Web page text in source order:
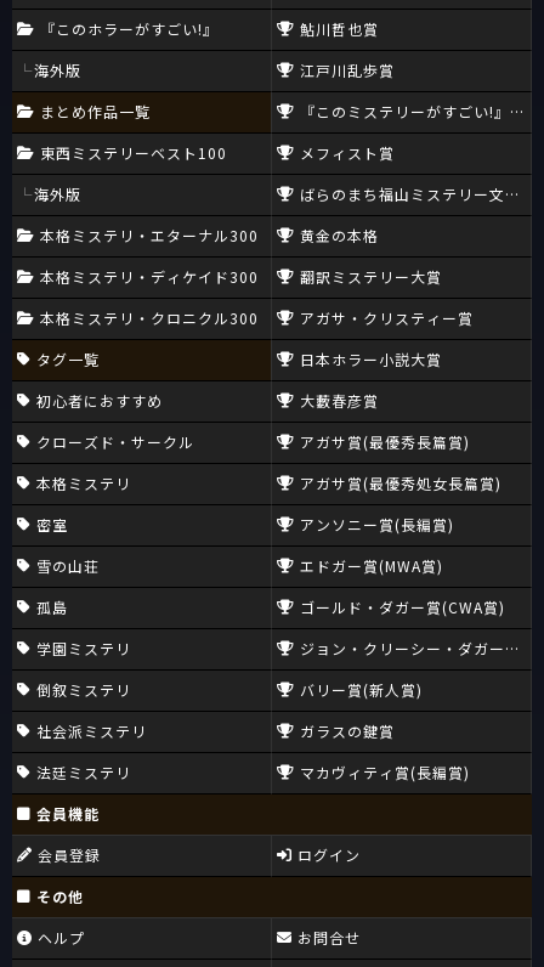
『このホラーがすごい!』
海外版
まとめ作品一覧
東西ミステリーベスト100
海外版
本格ミステリ・エターナル300
本格ミステリ・ディケイド300
本格ミステリ・クロニクル300
タグ一覧
初心者におすすめ
クローズド・サークル
本格ミステリ
密室
雪の山荘
孤島
学園ミステリ
倒叙ミステリ
社会派ミステリ
法廷ミステリ
鮎川哲也賞
江戸川乱歩賞
『このミステリーがすごい!』大賞
メフィスト賞
ばらのまち福山ミステリー文学新
黄金の本格
翻訳ミステリー大賞
アガサ・クリスティー賞
日本ホラー小説大賞
大藪春彦賞
アガサ賞(最優秀長篇賞)
アガサ賞(最優秀処女長篇賞)
アンソニー賞(長編賞)
エドガー賞(MWA賞)
ゴールド・ダガー賞(CWA賞)
ジョン・クリーシー・ダガー賞
バリー賞(新人賞)
ガラスの鍵賞
マカヴィティ賞(長編賞)
会員機能
会員登録
ログイン
その他
ヘルプ
お問合せ